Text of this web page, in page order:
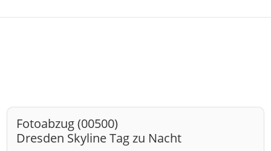
Fotoabzug (00500)
Dresden Skyline Tag zu Nacht